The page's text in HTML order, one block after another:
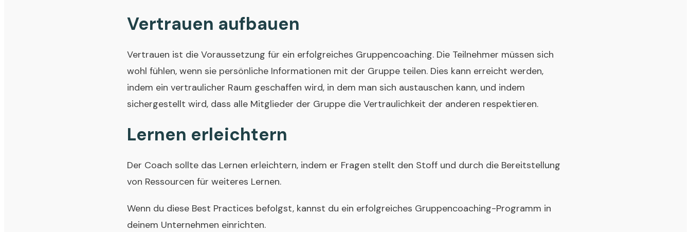
Vertrauen aufbauen
Vertrauen ist die Voraussetzung für ein erfolgreiches Gruppencoaching. Die Teilnehmer müssen sich
wohl fühlen, wenn sie persönliche Informationen mit der Gruppe teilen. Dies kann erreicht werden,
indem ein vertraulicher Raum geschaffen wird, in dem man sich austauschen kann, und indem
sichergestellt wird, dass alle Mitglieder der Gruppe die Vertraulichkeit der anderen respektieren.
Lernen erleichtern
Der Coach sollte das Lernen erleichtern, indem er Fragen stellt den Stoff und durch die Bereitstellung
von Ressourcen für weiteres Lernen.
Wenn du diese Best Practices befolgst, kannst du ein erfolgreiches Gruppencoaching-Programm in
deinem Unternehmen einrichten.